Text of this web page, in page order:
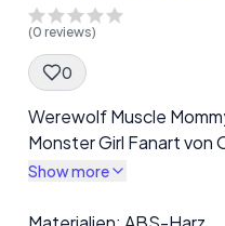
(0 reviews)
0
Spec Description
Werewolf Muscle
Monster Girl Fanart von
Show more
Description